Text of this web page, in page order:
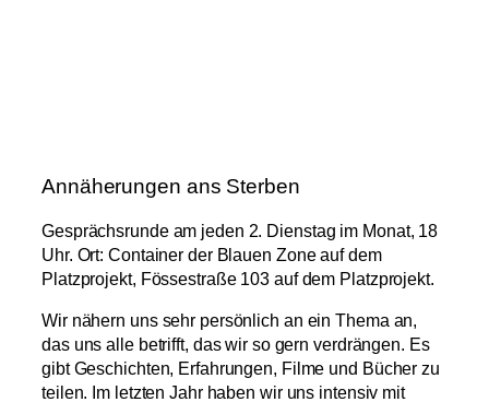
Annäherungen ans Sterben
Gesprächsrunde am jeden 2. Dienstag im Monat, 18
Uhr. Ort: Container der Blauen Zone auf dem
Platzprojekt, Fössestraße 103 auf dem Platzprojekt.
Wir nähern uns sehr persönlich an ein Thema an,
das uns alle betrifft, das wir so gern verdrängen. Es
gibt Geschichten, Erfahrungen, Filme und Bücher zu
teilen. Im letzten Jahr haben wir uns intensiv mit